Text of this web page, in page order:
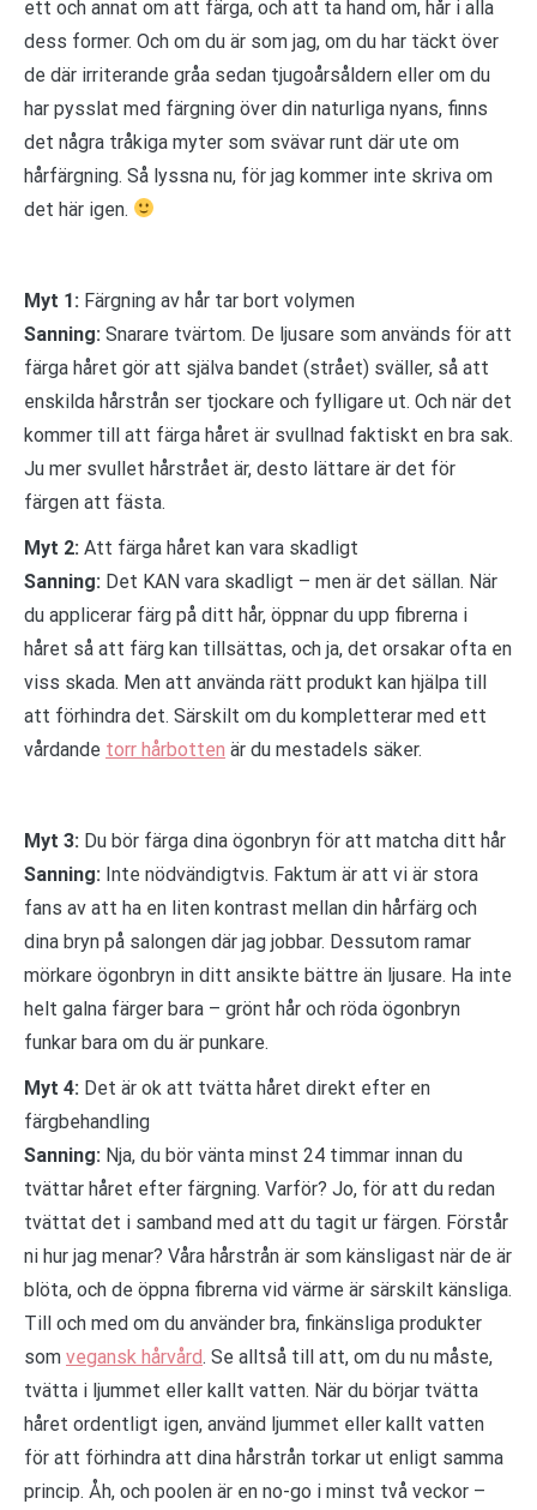
ett och annat om att färga, och att ta hand om, hår i alla
dess former. Och om du är som jag, om du har täckt över
de där irriterande gråa sedan tjugoårsåldern eller om du
har pysslat med färgning över din naturliga nyans, finns
det några tråkiga myter som svävar runt där ute om
hårfärgning. Så lyssna nu, för jag kommer inte skriva om
det här igen.
Myt 1: Färgning av hår tar bort volymen
Sanning: Snarare tvärtom. De ljusare som används för att
färga håret gör att själva bandet (strået) sväller, så att
enskilda hårstrån ser tjockare och fylligare ut. Och när det
kommer till att färga håret är svullnad faktiskt en bra sak.
Ju mer svullet hårstrået är, desto lättare är det för
färgen att fästa.
Myt 2: Att färga håret kan vara skadligt
Sanning: Det KAN vara skadligt – men är det sällan. När
du applicerar färg på ditt hår, öppnar du upp fibrerna i
håret så att färg kan tillsättas, och ja, det orsakar ofta en
viss skada. Men att använda rätt produkt kan hjälpa till
att förhindra det. Särskilt om du kompletterar med ett
vårdande torr hårbotten är du mestadels säker.
Myt 3: Du bör färga dina ögonbryn för att matcha ditt hår
Sanning: Inte nödvändigtvis. Faktum är att vi är stora
fans av att ha en liten kontrast mellan din hårfärg och
dina bryn på salongen där jag jobbar. Dessutom ramar
mörkare ögonbryn in ditt ansikte bättre än ljusare. Ha inte
helt galna färger bara – grönt hår och röda ögonbryn
funkar bara om du är punkare.
Myt 4: Det är ok att tvätta håret direkt efter en
färgbehandling
Sanning: Nja, du bör vänta minst 24 timmar innan du
tvättar håret efter färgning. Varför? Jo, för att du redan
tvättat det i samband med att du tagit ur färgen. Förstår
ni hur jag menar? Våra hårstrån är som känsligast när de är
blöta, och de öppna fibrerna vid värme är särskilt känsliga.
Till och med om du använder bra, finkänsliga produkter
som vegansk hårvård. Se alltså till att, om du nu måste,
tvätta i ljummet eller kallt vatten. När du börjar tvätta
håret ordentligt igen, använd ljummet eller kallt vatten
för att förhindra att dina hårstrån torkar ut enligt samma
princip. Åh, och poolen är en no-go i minst två veckor –